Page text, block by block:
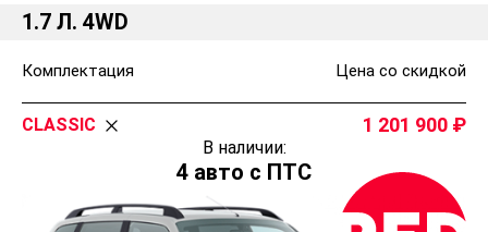
1.7 Л. 4WD
Комплектация Цена со скидкой
CLASSIC 1 201 900
В наличии:
4 авто с ПТС